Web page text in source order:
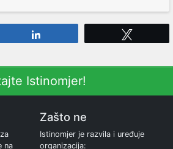
Istinomjer!
na
Zašto ne
Istinomjer je razvila i uređuje
organizacija: